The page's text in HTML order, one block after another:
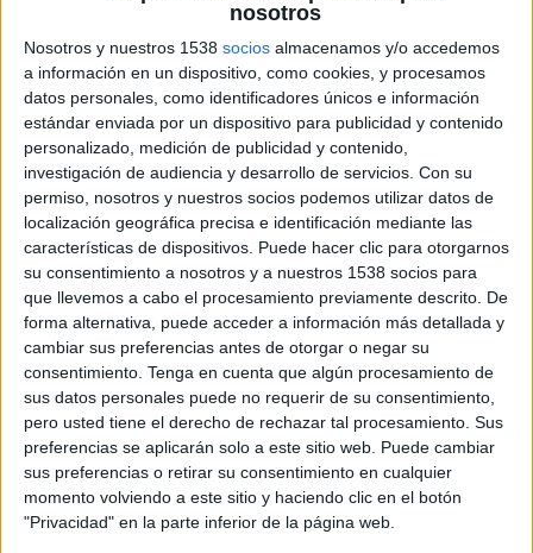
nosotros
Nosotros y nuestros 1538 socios almacenamos y/o accedemos
a información en un dispositivo, como cookies, y procesamos
datos personales, como identificadores únicos e información
estándar enviada por un dispositivo para publicidad y contenido
personalizado, medición de publicidad y contenido,
investigación de audiencia y desarrollo de servicios. Con su
permiso, nosotros y nuestros socios podemos utilizar datos de
localización geográfica precisa e identificación mediante las
características de dispositivos. Puede hacer clic para otorgarnos
su consentimiento a nosotros y a nuestros 1538 socios para
que llevemos a cabo el procesamiento previamente descrito. De
forma alternativa, puede acceder a información más detallada y
cambiar sus preferencias antes de otorgar o negar su
consentimiento. Tenga en cuenta que algún procesamiento de
sus datos personales puede no requerir de su consentimiento,
pero usted tiene el derecho de rechazar tal procesamiento. Sus
preferencias se aplicarán solo a este sitio web. Puede cambiar
sus preferencias o retirar su consentimiento en cualquier
momento volviendo a este sitio y haciendo clic en el botón
"Privacidad" en la parte inferior de la página web.
han acabat assegurant la furgoneta i adreçant-la
fins que han aconseguit posar-la de nou a la
carretera. Ha estat un veí de la zona qui ha
avisat els equips d'emergència. No hi ha hagut
ferits.
ImprimirEnvia
a
un
amic
PDF
ETIQUETES
accident rescat turistes